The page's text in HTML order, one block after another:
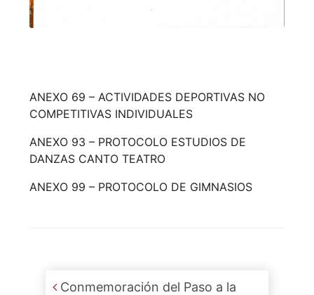
ANEXO 69 – ACTIVIDADES DEPORTIVAS NO
COMPETITIVAS INDIVIDUALES
ANEXO 93 – PROTOCOLO ESTUDIOS DE
DANZAS CANTO TEATRO
ANEXO 99 – PROTOCOLO DE GIMNASIOS
Post navigation
Conmemoración del Paso a la